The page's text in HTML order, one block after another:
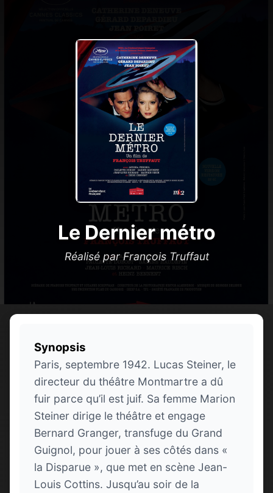
Le Dernier métro
Réalisé par François Truffaut
Synopsis
Paris, septembre 1942. Lucas Steiner, le
directeur du théâtre Montmartre a dû
fuir parce qu’il est juif. Sa femme Marion
Steiner dirige le théâtre et engage
Bernard Granger, transfuge du Grand
Guignol, pour jouer à ses côtés dans «
la Disparue », que met en scène Jean-
Louis Cottins. Jusqu’au soir de la